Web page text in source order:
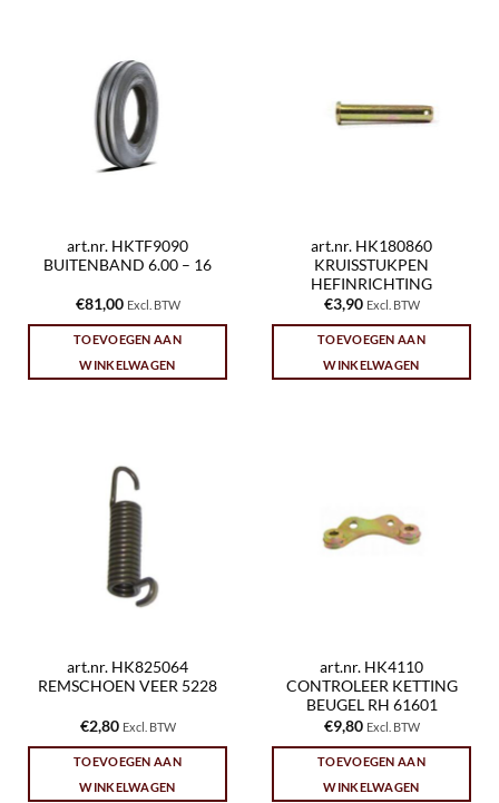
art.nr. HKTF9090
BUITENBAND 6.00 – 16
€81,00 Excl. BTW
TOEVOEGEN AAN
WINKELWAGEN
art.nr. HK180860
KRUISSTUKPEN
HEFINRICHTING
€3,90 Excl. BTW
TOEVOEGEN AAN
WINKELWAGEN
art.nr. HK825064
REMSCHOEN VEER 5228
€2,80 Excl. BTW
TOEVOEGEN AAN
WINKELWAGEN
art.nr. HK4110
CONTROLEER KETTING
BEUGEL RH 61601
€9,80 Excl. BTW
TOEVOEGEN AAN
WINKELWAGEN